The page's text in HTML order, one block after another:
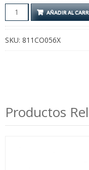
Colgante
San
Ionizado
AÑADIR AL
SKU: 811CO056X
Productos